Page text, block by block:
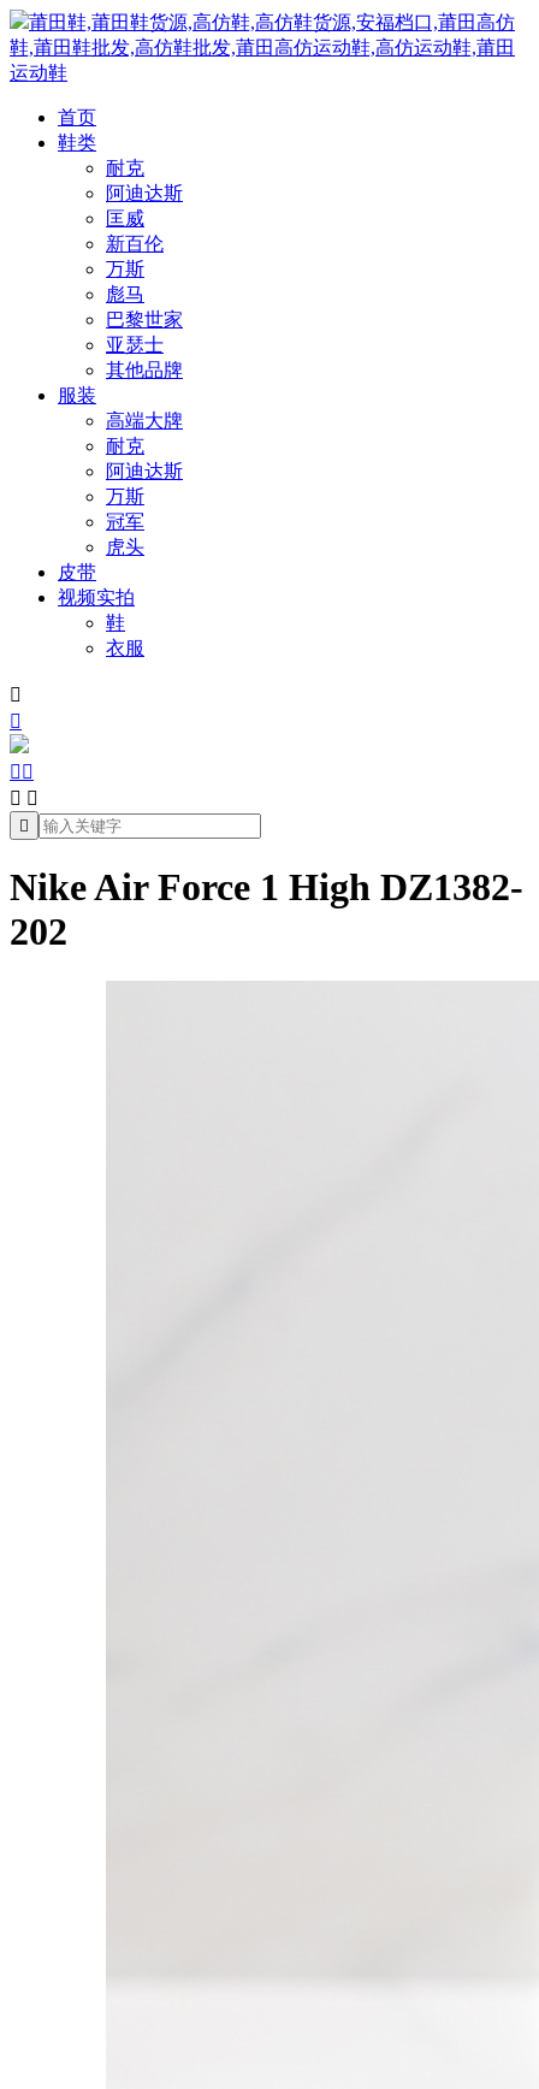
莆田鞋,莆田鞋货源,高仿鞋,高仿鞋货源,安福档口,莆田高仿
鞋,莆田鞋批发,高仿鞋批发,莆田高仿运动鞋,高仿运动鞋,莆田
运动鞋
首页
鞋类
耐克
阿迪达斯
匡威
新百伦
万斯
彪马
巴黎世家
亚瑟士
其他品牌
服装
高端大牌
耐克
阿迪达斯
万斯
冠军
虎头
皮带
视频实拍
鞋
衣服


 
 

Nike Air Force 1 High DZ1382-
202